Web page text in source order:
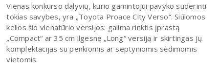
Vienas konkurso dalyvių, kurio gamintojui pavyko suderinti
tokias savybes, yra „Toyota Proace City Verso“. Siūlomos
kelios šio vienatūrio versijos: galima rinktis įprastą
„Compact“ ar 35 cm ilgesnę „Long“ versiją ir skirtingas jų
komplektacijas su penkiomis ar septyniomis sėdimomis
vietomis.